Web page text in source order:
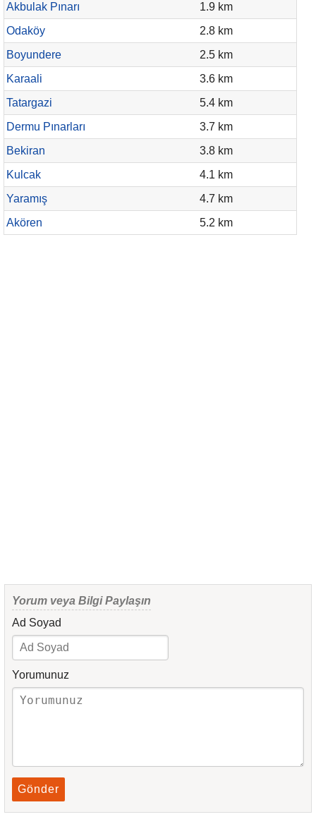
Akbulak Pınarı
1.9 km
Odaköy
2.8 km
Boyundere
2.5 km
Karaali
3.6 km
Tatargazi
5.4 km
Dermu Pınarları
3.7 km
Bekiran
3.8 km
Kulcak
4.1 km
Yaramış
4.7 km
Akören
5.2 km
Yorum veya Bilgi Paylaşın
Ad Soyad
Yorumunuz
Gönder